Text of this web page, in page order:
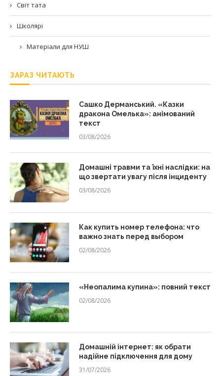
Світ тата
Школярі
Матеріали для НУШ
ЗАРАЗ ЧИТАЮТЬ
Сашко Дерманський. «Казки
дракона Омелька»: анімований
текст
03/08/2026
Домашні травми та їхні наслідки: на
що звертати увагу після інциденту
03/08/2026
Как купить номер телефона: что
важно знать перед выбором
02/08/2026
«Неопалима купина»: повний текст
02/08/2026
Домашній інтернет: як обрати
надійне підключення для дому
31/07/2026